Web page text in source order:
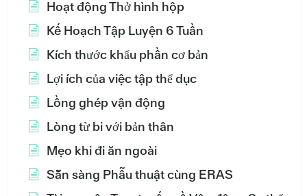
Hoạt động Thở hình hộp
Kế Hoạch Tập Luyện 6 Tuần
Kích thước khẩu phần cơ bản
Lợi ích của việc tập thể dục
Lồng ghép vận động
Lòng từ bi với bản thân
Mẹo khi đi ăn ngoài
Sẵn sàng Phẫu thuật cùng ERAS